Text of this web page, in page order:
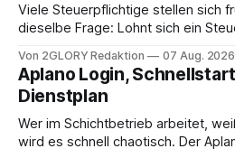
Viele Steuerpflichtige stellen sich
dieselbe Frage: Lohnt sich ein
erledigen? Die kurze Antwort: Bei
Einkommensverhältnissen reicht
aus – sobald jedoch mehrere
zusammentreffen oder größere
anstehen, zahlt sich
Von 2GLORY Redaktion 07 Aug. 2026
Aplano Login,
Dienstplan
Wer im Schichtbetrieb arbeitet,
wird es schnell chaotisch. Der